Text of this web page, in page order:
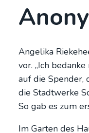
Ange­li­ka
vor. „Ich
auf die Spen­der,
die Stadt­wer­ke
So gab es zum
Im Gar­ten des